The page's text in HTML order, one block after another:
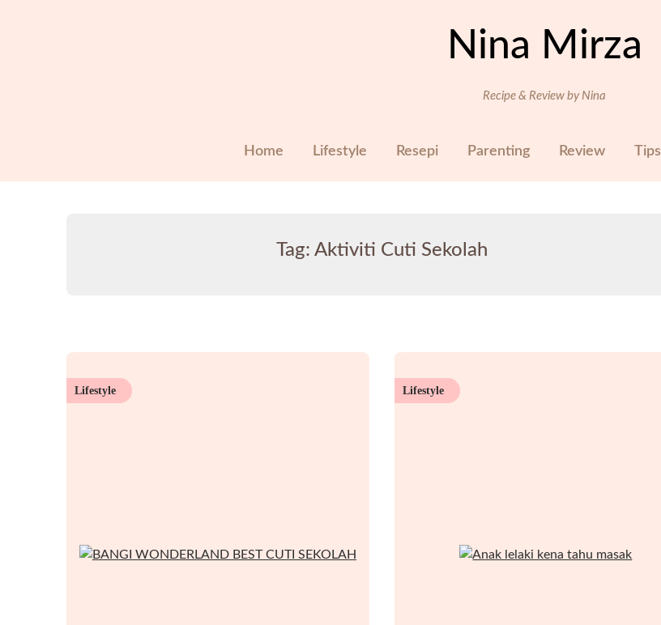
Nina Mirza
Recipe & Review by Nina
Home Lifestyle Resepi Parenting Review Tips
Tag: Aktiviti Cuti Sekolah
Lifestyle Lifestyle